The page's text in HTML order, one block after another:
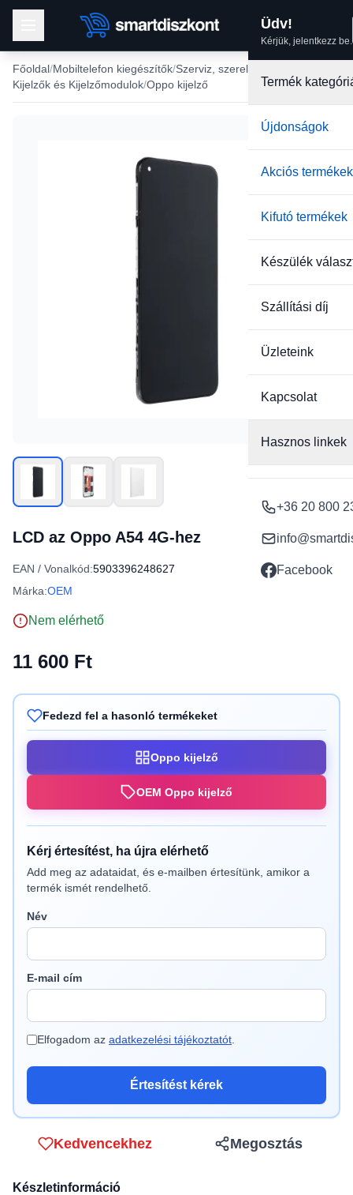
Üdv!
Kérjük, jelentkezz be.
Termék
Újdonságok
Akciós termékek
Kifutó termékek
Készülék
Szállítási díj
Üzleteink
Kapcsolat
Hasznos linkek
+36 20 800
Facebook
Főoldal Mobiltelefon kiegészítők Szerviz, szerelés
Kijelzők és Kijelzőmodulok Oppo kijelző
LCD az Oppo A54 4G-hez
EAN / Vonalkód:5903396248627
Márka:OEM
Nem elérhető
11 600 Ft
Fedezd fel a hasonló termékeket
Oppo kijelző
OEM Oppo kijelző
Kérj értesítést, ha újra elérhető
Add meg az adataidat, és e-mailben értesítünk, amikor a
termék ismét rendelhető.
Név
E-mail cím
Elfogadom az adatkezelési tájékoztatót
Értesítést kérek
Kedvencekhez Megosztás
Készletinformáció